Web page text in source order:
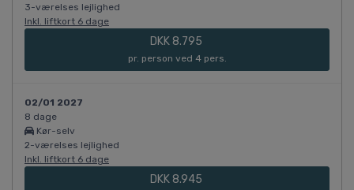
3-værelses lejlighed
Inkl. liftkort 6 dage
DKK 8.795
pr. person ved 4 pers.
02/01 2027
8 dage
Kør-selv
2-værelses lejlighed
Inkl. liftkort 6 dage
DKK 8.945